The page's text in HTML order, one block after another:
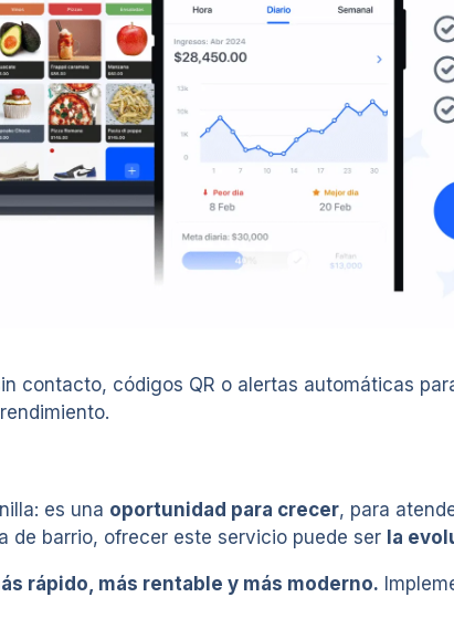
contacto, códigos QR o alertas automáticas
es una oportunidad para crecer, para
de barrio, ofrecer este servicio puede ser la
rápido, más rentable y más moderno.